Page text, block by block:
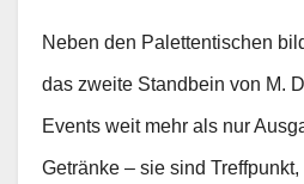
Neben den Palettentischen
das zweite Standbein von M.
Events weit mehr als nur
Getränke – sie sind